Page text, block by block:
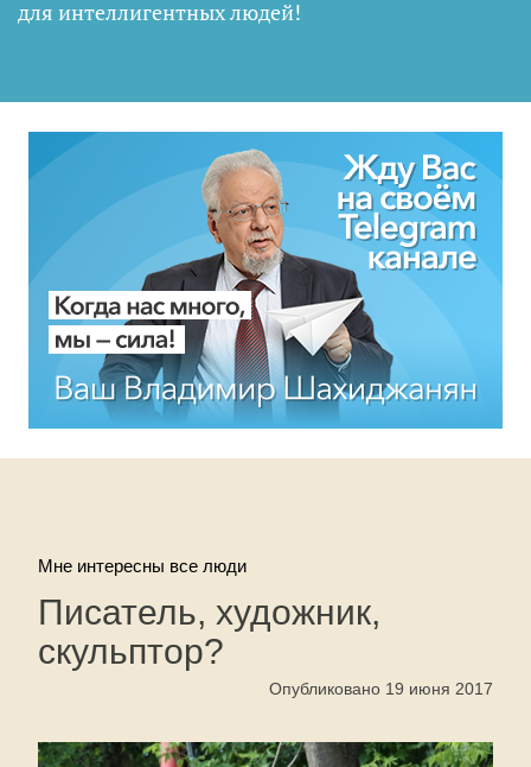
для интеллигентных людей!
Мне интересны все люди
Писатель, художник,
скульптор?
Опубликовано 19 июня 2017